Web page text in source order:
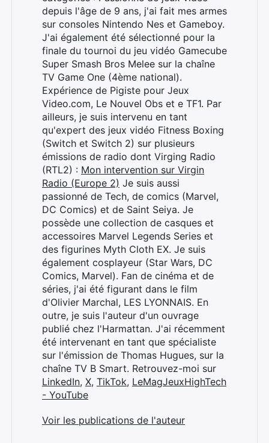
depuis l'âge de 9 ans, j'ai fait mes armes
sur consoles Nintendo Nes et Gameboy.
J'ai également été sélectionné pour la
finale du tournoi du jeu vidéo Gamecube
Super Smash Bros Melee sur la chaîne
TV Game One (4ème national).
Expérience de Pigiste pour Jeux
Video.com, Le Nouvel Obs et e TF1. Par
ailleurs, je suis intervenu en tant
qu'expert des jeux vidéo Fitness Boxing
(Switch et Switch 2) sur plusieurs
émissions de radio dont Virging Radio
(RTL2) : Mon intervention sur Virgin
Radio (Europe 2) Je suis aussi
passionné de Tech, de comics (Marvel,
DC Comics) et de Saint Seiya. Je
possède une collection de casques et
accessoires Marvel Legends Series et
des figurines Myth Cloth EX. Je suis
également cosplayeur (Star Wars, DC
Comics, Marvel). Fan de cinéma et de
séries, j'ai été figurant dans le film
d'Olivier Marchal, LES LYONNAIS. En
outre, je suis l'auteur d'un ouvrage
publié chez l'Harmattan. J'ai récemment
été intervenant en tant que spécialiste
sur l'émission de Thomas Hugues, sur la
chaîne TV B Smart. Retrouvez-moi sur
LinkedIn, X, TikTok, LeMagJeuxHighTech
- YouTube
Voir les publications de l'auteur
Rechercher
: